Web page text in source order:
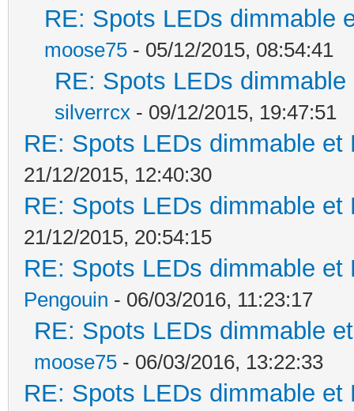
RE: Spots LEDs dimmable
moose75 - 05/12/2015, 08:54:41
RE: Spots LEDs
silverrcx - 09/12/2015, 19:47:51
RE: Spots LEDs dimmable
21/12/2015, 12:40:30
RE: Spots LEDs dimmable
21/12/2015, 20:54:15
RE: Spots LEDs dimmable
Pengouin - 06/03/2016, 11:23:17
RE: Spots LEDs dimmable
moose75 - 06/03/2016, 13:22:33
RE: Spots LEDs dimmable